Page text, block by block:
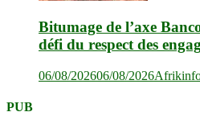
Bitumage de l’axe
défi du respect des
06/08/202606/08/2026
PUB